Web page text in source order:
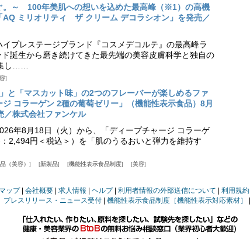
。～ 100年美肌への想いを込めた最高峰（※1）の高機
AQ ミリオリティ ザ クリーム デコラシオン」を発売／
プレステージブランド『コスメデコルテ』の最高峰ラ
誕生から磨き続けてきた最先端の美容皮膚科学と独自の
し……
と「マスカット味」の2つのフレーバーが楽しめるファ
コラーゲン 2種の葡萄ゼリー」（機能性表示食品）8月
／株式会社ファンケル
年8月18日（火）から、「ディープチャージ コラーゲ
2,494円＜税込＞）を「肌のうるおいと弾力を維持す
（美容） 新製品 機能性表示食品制度 美容
ップ 会社概要 求人情報 ヘルプ 利用者情報の外部送信について 利用規約
プレスリリース・ニュース受付
機能性表示食品制度［機能性表示対応素材］